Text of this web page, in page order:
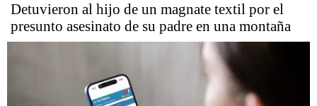
Detuvieron al hijo de un magnate textil por el
presunto asesinato de su padre en una montaña